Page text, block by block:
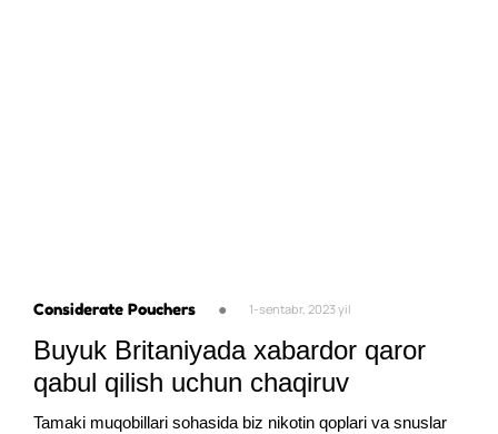
Considerate Pouchers ● 1-sentabr, 2023 yil
Buyuk Britaniyada xabardor qaror
qabul qilish uchun chaqiruv
Tamaki muqobillari sohasida biz nikotin qoplari va snuslar